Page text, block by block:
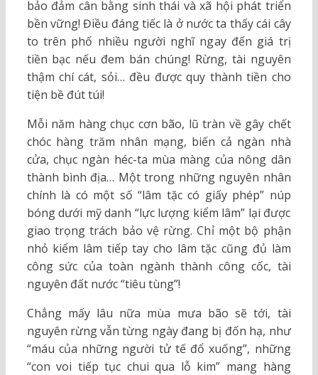
bảo đảm cân bằng sinh thái và xã hội phát triển
bền vững! Điều đáng tiếc là ở nước ta thấy cái cây
to trên phố nhiều người nghĩ ngay đến giá trị
tiền bạc nếu đem bán chúng! Rừng, tài nguyên
thậm chí cát, sỏi… đều được quy thành tiền cho
tiện bề đút túi!
Mỗi năm hàng chục cơn bão, lũ tràn về gây chết
chóc hàng trăm nhân mạng, biến cả ngàn nhà
cửa, chục ngàn héc-ta mùa màng của nông dân
thành bình địa… Một trong những nguyên nhân
chính là có một số “lâm tặc có giấy phép” núp
bóng dưới mỹ danh “lực lượng kiểm lâm” lại được
giao trọng trách bảo vệ rừng. Chỉ một bộ phận
nhỏ kiểm lâm tiếp tay cho lâm tặc cũng đủ làm
công sức của toàn ngành thành công cốc, tài
nguyên đất nước “tiêu tùng”!
Chẳng mấy lâu nữa mùa mưa bão sẽ tới, tài
nguyên rừng vẫn từng ngày đang bị đốn hạ, như
“máu của những người tử tế đổ xuống”, những
“con voi tiếp tục chui qua lỗ kim” mang hàng